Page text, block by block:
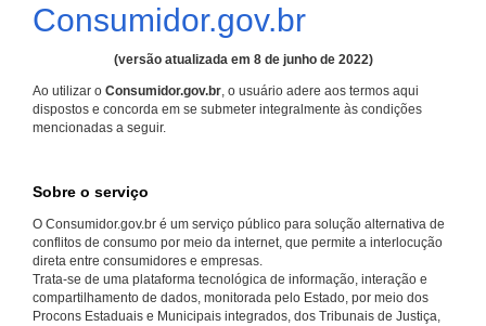
Consumidor.gov.br
(versão atualizada em 8 de junho de 2022)
Ao utilizar o Consumidor.gov.br, o usuário adere aos termos aqui
dispostos e concorda em se submeter integralmente às condições
mencionadas a seguir.
Sobre o serviço
O Consumidor.gov.br é um serviço público para solução alternativa de
conflitos de consumo por meio da internet, que permite a interlocução
direta entre consumidores e empresas.
Trata-se de uma plataforma tecnológica de informação, interação e
compartilhamento de dados, monitorada pelo Estado, por meio dos
Procons Estaduais e Municipais integrados, dos Tribunais de Justiça,